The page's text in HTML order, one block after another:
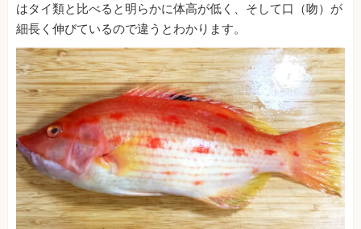
はタイ類と比べると明らかに体高が低く、そして口（吻）が
細長く伸びているので違うとわかります。